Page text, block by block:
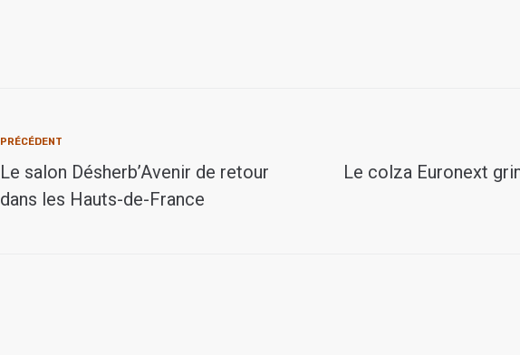
PRÉCÉDENT
Le salon Désherb’Avenir de retour
dans les Hauts-de-France
Le colza Euronext